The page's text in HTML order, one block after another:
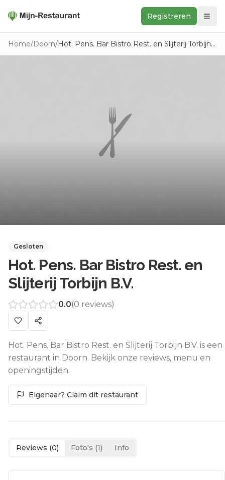
Registreren
Zoeken
Home/Doorn/ Hot. Pens. Bar Bistro Rest. en Slijterij Torbijn B.V.
Gesloten
Hot. Pens. Bar Bistro Rest. en
Slijterij Torbijn B.V.
0.0(0 reviews)
Hot. Pens. Bar Bistro Rest. en Slijterij Torbijn B.V. is een
restaurant in Doorn. Bekijk onze reviews, menu en
openingstijden.
Eigenaar? Claim dit restaurant
Reviews (0) Foto's (1) Info